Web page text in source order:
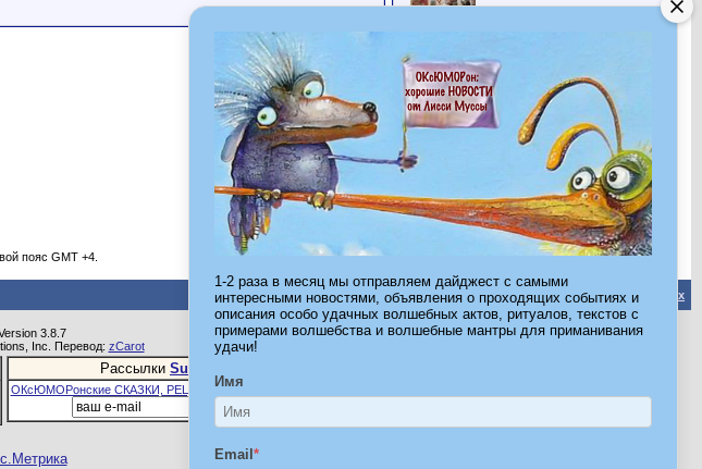
1-2 раза в месяц мы отправляем дайджест с самыми
интересными новостями, объявления о проходящих событиях и
описания особо удачных волшебных актов, ритуалов, текстов с
примерами волшебства и волшебные мантры для приманивания
удачи!
Имя
Email *
Все друзья
Последние посетители
Последние 2 посетителя(ей) этой страницы:
Эта страница была посещена4,831раз
пояс GMT +4.
Обратная связь-Форум Волшебников-Архив- Вверх
3.8.7
Inc. Перевод: zCarot
Рассылки Subscribe.Ru
ОКсЮМОРонские СКАЗКИ, РЕЦЕПТЫ И ШТУЧКИ ДЛЯ ВСЕХ